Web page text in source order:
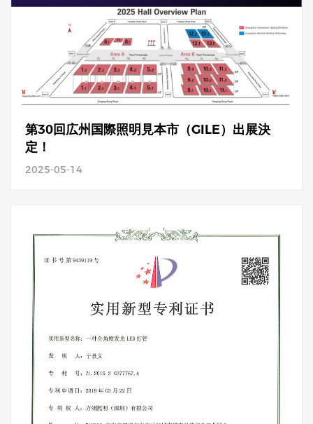
第30回広州国際照明見本市（GILE）出展決
定！
2025-05-14